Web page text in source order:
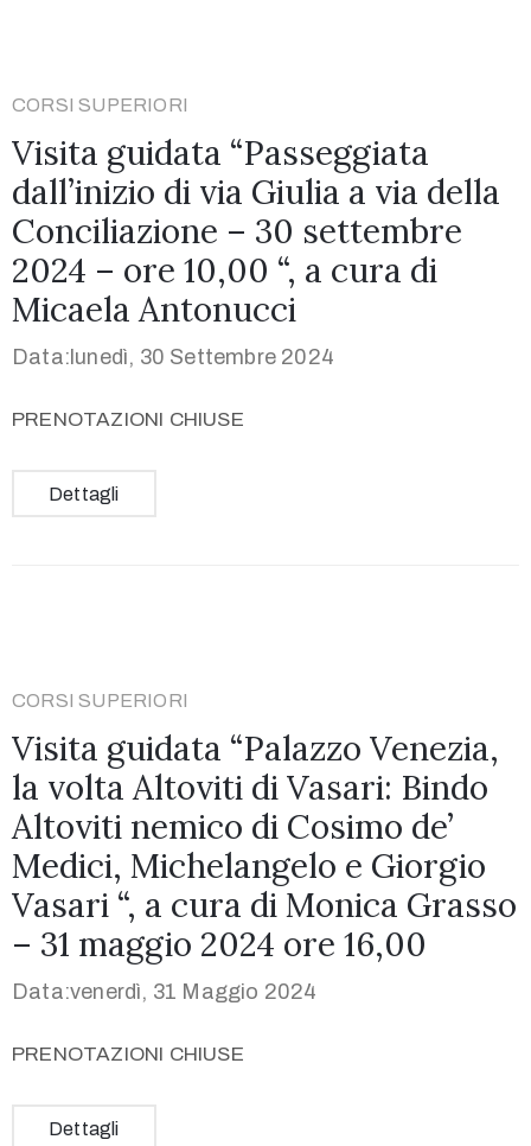
CORSI SUPERIORI
Visita guidata “Passeggiata
dall’inizio di via Giulia a via della
Conciliazione – 30 settembre
2024 – ore 10,00 “, a cura di
Micaela Antonucci
Data:lunedì, 30 Settembre 2024
PRENOTAZIONI CHIUSE
Dettagli
CORSI SUPERIORI
Visita guidata “Palazzo Venezia,
la volta Altoviti di Vasari: Bindo
Altoviti nemico di Cosimo de’
Medici, Michelangelo e Giorgio
Vasari “, a cura di Monica Grasso
– 31 maggio 2024 ore 16,00
Data:venerdì, 31 Maggio 2024
PRENOTAZIONI CHIUSE
Dettagli